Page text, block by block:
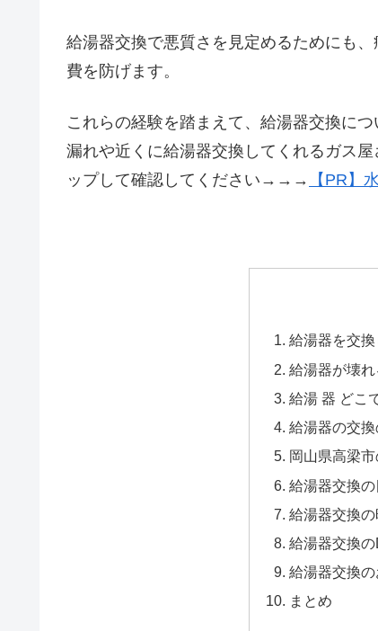
給湯器交換で悪質さを見定めるためにも
費を防げます。
これらの経験を踏まえて、給湯器交換に
漏れや近くに給湯器交換してくれるガス
ップして確認してください→→→
【PR】
給湯器を交
給湯器が壊
給湯 器 どこ
給湯器の交換
岡山県高梁
給湯器交換の
給湯器交換の
給湯器交換の
給湯器交換
まとめ